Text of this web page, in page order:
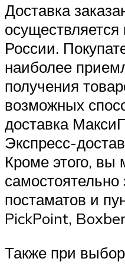
Доставка
России.
наиболее
получения
возможных
доставка
Экспресс-
Кроме этого, вы
постаматов и
PickPoint,
Также при